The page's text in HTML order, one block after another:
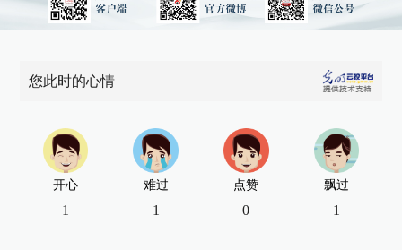
您此时的心情
开心
1
难过
1
点赞
0
飘过
1